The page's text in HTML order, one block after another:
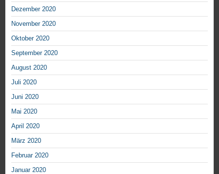
Dezember 2020
November 2020
Oktober 2020
September 2020
August 2020
Juli 2020
Juni 2020
Mai 2020
April 2020
März 2020
Februar 2020
Januar 2020